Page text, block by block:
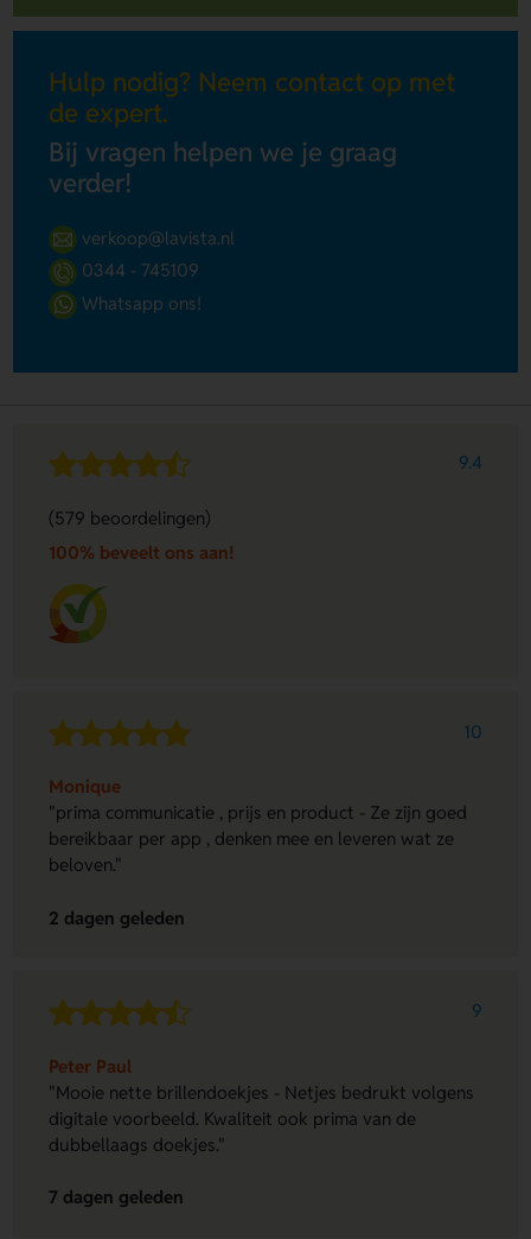
Hulp nodig? Neem contact op met
de expert.
Bij vragen helpen we je graag
verder!
verkoop@lavista.nl
0344 - 745109
Whatsapp ons!
9.4
(579 beoordelingen)
100% beveelt ons aan!
10
Monique
"prima communicatie , prijs en product - Ze zijn goed
bereikbaar per app , denken mee en leveren wat ze
beloven."
2 dagen geleden
9
Peter Paul
"Mooie nette brillendoekjes - Netjes bedrukt volgens
digitale voorbeeld. Kwaliteit ook prima van de
dubbellaags doekjes."
7 dagen geleden